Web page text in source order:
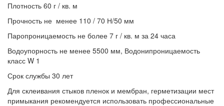
Плотность 60 г / кв. м
Прочность не менее 110 / 70 Н/50 мм
Паропроницаемость не более 7 г / кв. м за 24 часа
Водоупорность не менее 5500 мм, Водонипроницаемость
класс W 1
Срок службы 30 лет
Для склеивания стыков пленок и мембран, герметизации мест
примыкания рекомендуется использовать профессиональные